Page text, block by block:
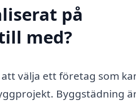
på
med?
välja ett företag som
Byggstädning